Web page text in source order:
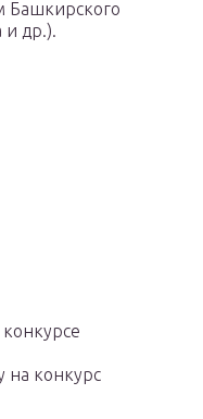
Башкирского
и др.).
на конкурс